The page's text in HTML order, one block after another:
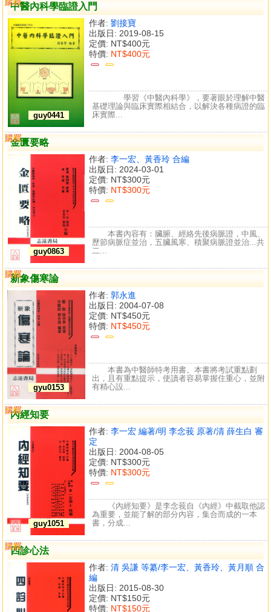
中醫內科學臨證入門
guy0441
作者: 劉接寶
出版日: 2019-08-15
定價: NT$400元
特價: NT$400元
學習《中醫內科學》，要著眼於理解中醫
基礎理論與臨床實際相結合，以解決各種病證的臨
床實際...
金匱要略
guy0863
作者: 李一宏、黃香玲 合編
出版日: 2024-03-01
定價: NT$300元
特價: NT$300元
購買
比較
本書內容有：臟腑、經絡先後病脈證，中風、
歷節病脈症並治，五臟風寒、積聚病脈證並治...共
二...
新象傷寒論
gyu0153
作者: 郭永進
出版日: 2004-07-08
定價: NT$450元
特價: NT$450元
購買
比較
本書為中醫師特考用書。本書將考試重點劃
出，且有重點提示，使讀者容易掌握住重心，並附
有精心設...
內經知要
guy1051
作者: 李一宏 編著/明 李念莪 原著/清 薛生白 審
定
出版日: 2004-08-05
定價: NT$300元
特價: NT$300元
購買
比較
《內經知要》是李念莪自《內經》中截取他認
為重要，並能了解的部分內容，集合而成的一本
書，分成...
四診心法
作者: 清 吳謙 等纂/李一宏、黃香玲、黃月順 合
編
出版日: 2015-08-30
定價: NT$150元
特價: NT$150元
購買
比較